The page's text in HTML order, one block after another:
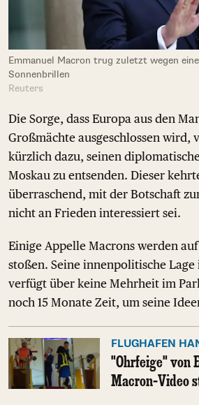
Emmanuel Macron trug zuletzt wegen
Sonnenbrillen
Reuters
Die Sorge, dass Europa aus den
Großmächte ausgeschlossen wird,
kürzlich dazu, seinen
Moskau zu entsenden. Dieser
überraschend, mit der Botschaft
nicht an Frieden interessiert sei.
Einige Appelle Macrons werden
stoßen. Seine innenpolitische Lage
verfügt über keine Mehrheit im
noch 15 Monate Zeit, um seine
FLUGHAFEN
"Ohrfeige" von
Macron-Video